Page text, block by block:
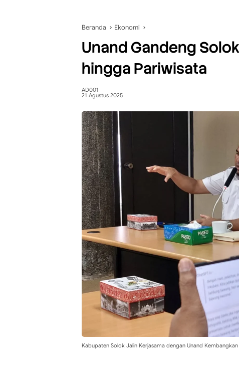
Beranda Ekonomi
Unand Gandeng
hingga Pariwisata
AD001
21 Agustus 2025
Kabupaten Solok Jalin Kerjasama dengan Unand